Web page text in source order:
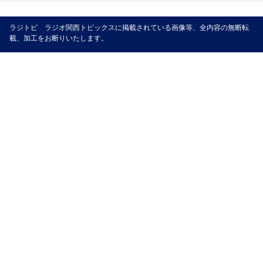
ラジトピ ラジオ関西トピックスに掲載されている画像等、全内容の無断転
載、加工をお断りいたします。